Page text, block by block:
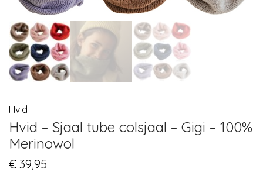
Hvid
Hvid – Sjaal tube colsjaal – Gigi – 100%
Merinowol
€ 39,95